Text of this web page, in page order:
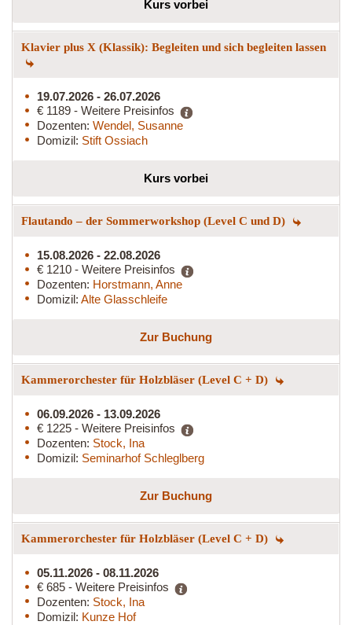
Kurs vorbei
Klavier plus X (Klassik): Begleiten und sich begleiten lassen
19.07.2026 - 26.07.2026
€ 1189 - Weitere Preisinfos
Dozenten: Wendel, Susanne
Domizil: Stift Ossiach
Kurs vorbei
Flautando – der Sommerworkshop (Level C und D)
15.08.2026 - 22.08.2026
€ 1210 - Weitere Preisinfos
Dozenten: Horstmann, Anne
Domizil: Alte Glasschleife
Zur Buchung
Kammerorchester für Holzbläser (Level C + D)
06.09.2026 - 13.09.2026
€ 1225 - Weitere Preisinfos
Dozenten: Stock, Ina
Domizil: Seminarhof Schleglberg
Zur Buchung
Kammerorchester für Holzbläser (Level C + D)
05.11.2026 - 08.11.2026
€ 685 - Weitere Preisinfos
Dozenten: Stock, Ina
Domizil: Kunze Hof